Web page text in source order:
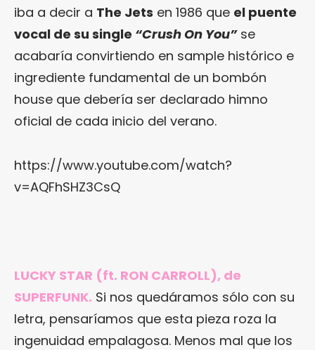
iba a decir a The Jets en 1986 que el puente
vocal de su single “Crush On You”se
acabaría convirtiendo en sample histórico e
ingrediente fundamental de un bombón
house que debería ser declarado himno
oficial de cada inicio del verano.
https://www.youtube.com/watch?
v=AQFhSHZ3CsQ
LUCKY STAR (ft. RON CARROLL), de
SUPERFUNK. Si nos quedáramos sólo con su
letra, pensaríamos que esta pieza roza la
ingenuidad empalagosa. Menos mal que los